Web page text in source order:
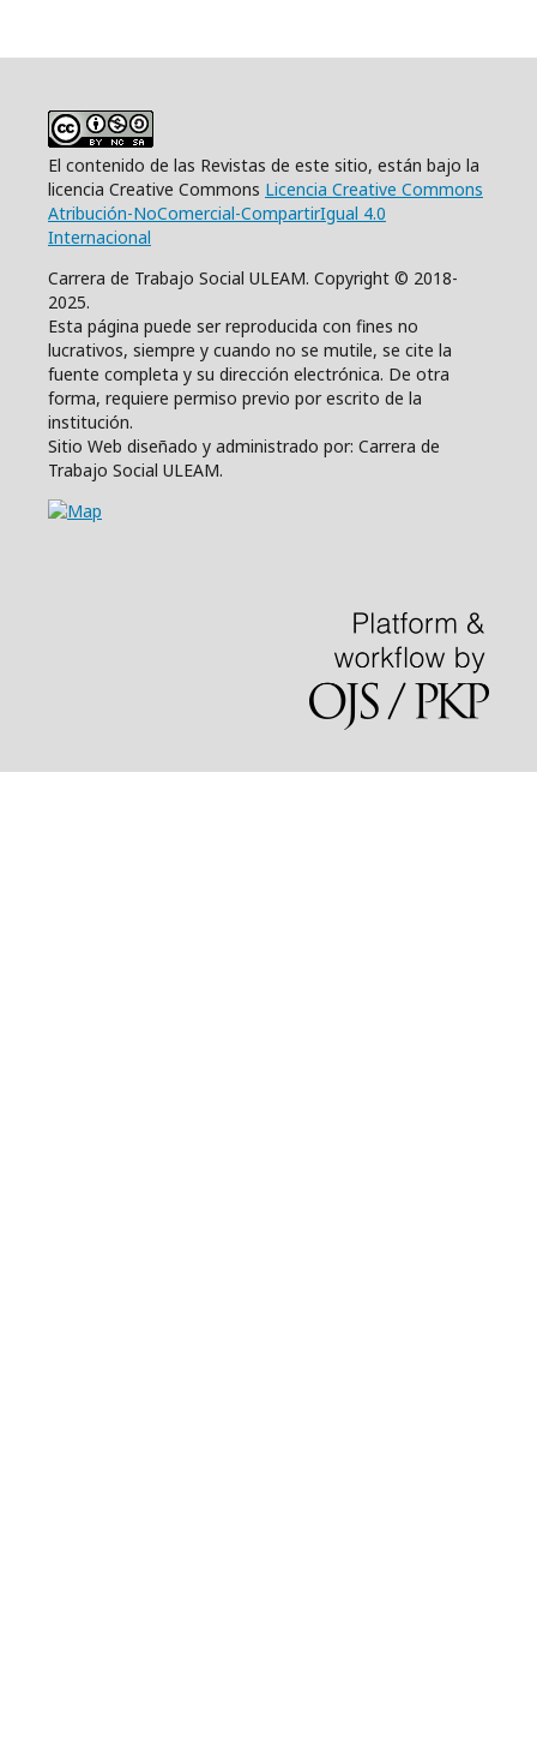
El contenido de las Revistas de este sitio, están bajo la
licencia Creative Commons Licencia Creative Commons
Atribución-NoComercial-CompartirIgual 4.0
Internacional
Carrera de Trabajo Social ULEAM. Copyright © 2018-
2025.
Esta página puede ser reproducida con fines no
lucrativos, siempre y cuando no se mutile, se cite la
fuente completa y su dirección electrónica. De otra
forma, requiere permiso previo por escrito de la
institución.
Sitio Web diseñado y administrado por: Carrera de
Trabajo Social ULEAM.